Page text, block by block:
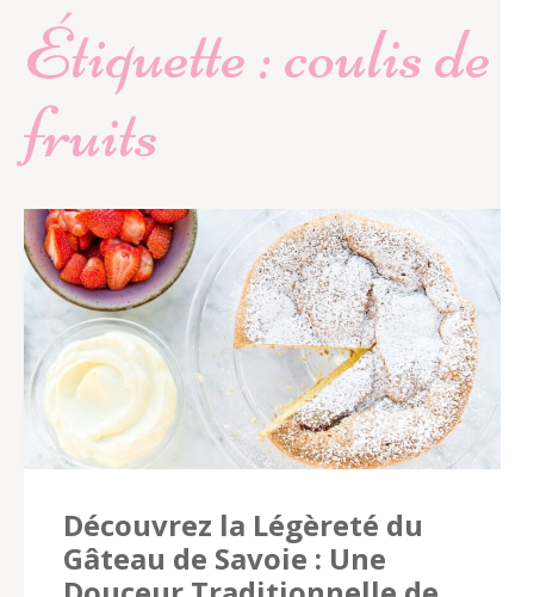
Étiquette :coulis de
fruits
Découvrez la Légèreté du
Gâteau de Savoie : Une